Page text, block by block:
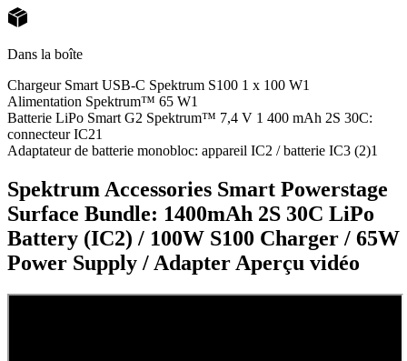
Dans la boîte
Chargeur Smart USB-C Spektrum S100 1 x 100 W1
Alimentation Spektrum™ 65 W1
Batterie LiPo Smart G2 Spektrum™ 7,4 V 1 400 mAh 2S 30C:
connecteur IC21
Adaptateur de batterie monobloc: appareil IC2 / batterie IC3 (2)1
Spektrum Accessories Smart Powerstage
Surface Bundle: 1400mAh 2S 30C LiPo
Battery (IC2) / 100W S100 Charger / 65W
Power Supply / Adapter Aperçu vidéo